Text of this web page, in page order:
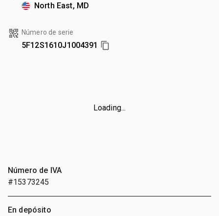
North East, MD
Número de serie
5F12S1610J1004391
Loading...
Número de IVA
#15373245
En depósito